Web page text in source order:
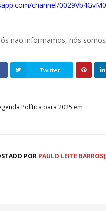
channel/
não informamos, nós
Twitter
Política para 2025 em
POR PAULO LEITE